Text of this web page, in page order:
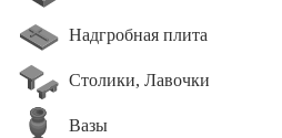
Надгробная плита
Столики, Лавочки
Вазы